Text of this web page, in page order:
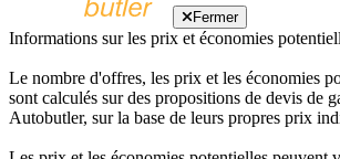
Fermer
Informations sur les prix et économies
Le nombre d'offres, les prix et les économies
sont calculés sur des propositions de devis de
Autobutler, sur la base de leurs propres prix